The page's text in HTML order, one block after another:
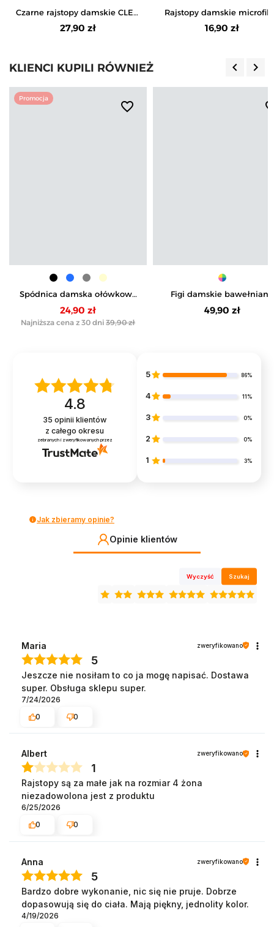
Czarne rajstopy damskie CLEO
WZÓR 20 DEN
27,90 zł
Rajstopy damskie
60 DEN XL
16,90 zł
KLIENCI KUPILI RÓWNIEŻ keyboard_arrow_left keyboard_arrow_right
Promocja
favorite_border
Spódnica damska ołówkowa
dzianinowa z wiskozy
24,90 zł
Najniższa cena z 30 dni 39,90 zł
Figi damskie bawełniane
wygodne bikini klasyczny
zestaw 4-pak
49,90 zł
4.8
35 opinii klientów
z całego okresu
zebranych i zweryfikowanych przez
5 86%
4 11%
3 0%
2 0%
1 3%
Jak zbieramy opinie?
Opinie klientów
Wyczyść Szukaj
Maria zweryfikowano
5
Jeszcze nie nosiłam to co ja mogę napisać. Dostawa
super. Obsługa sklepu super.
7/24/2026
0
0
Albert zweryfikowano
1
Rajstopy są za małe jak na rozmiar 4 żona
niezadowolona jest z produktu
6/25/2026
0
0
Anna zweryfikowano
5
Bardzo dobre wykonanie, nic się nie pruje. Dobrze
dopasowują się do ciała. Mają piękny, jednolity kolor.
4/19/2026